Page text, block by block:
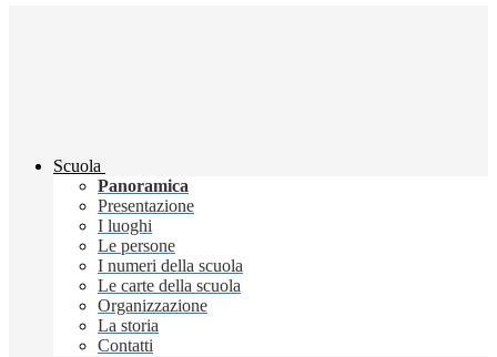
Scuola
Panoramica
Presentazione
I luoghi
Le persone
I numeri della scuola
Le carte della scuola
Organizzazione
La storia
Contatti